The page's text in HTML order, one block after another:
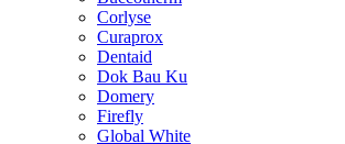
Corlyse
Curaprox
Dentaid
Dok Bau Ku
Domery
Firefly
Global White